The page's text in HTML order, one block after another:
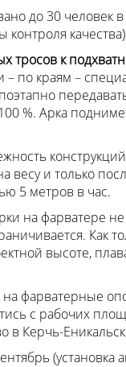
до 30 человек
к
по краям –
%. Арка
весу и только
5 метров в час.
на фарватере
Как
высоте,
фарватерные
с рабочих
в Керчь-
(установка